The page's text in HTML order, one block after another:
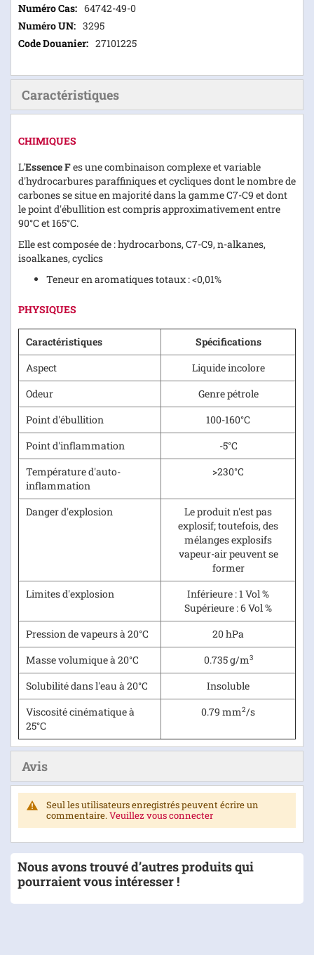
64742-49-0
3295
27101225
Caractéristiques
CHIMIQUES
L'Essence Fes une combinaison complexe et variable
d'hydrocarbures paraffiniques et cycliques dont le nombre de
carbones se situe en majorité dans la gamme C7-C9 et dont
le point d'ébullition est compris approximativement entre
90°C et 165°C.
Elle est composée de : hydrocarbons, C7-C9, n-alkanes,
isoalkanes, cyclics
Teneur en aromatiques totaux : <0,01%
PHYSIQUES
Caractéristiques
Spécifications
Aspect
Liquide incolore
Odeur
Genre pétrole
Point d'ébullition
100-160°C
Point d'inflammation
-5°C
Température d'auto-
inflammation
>230°C
Danger d'explosion
Le produit n'est pas
explosif; toutefois, des
mélanges explosifs
vapeur-air peuvent se
former
Limites d'explosion
Inférieure : 1 Vol %
Supérieure : 6 Vol %
Pression de vapeurs à 20°C
20 hPa
Masse volumique à 20°C
0.735 g/m3
Solubilité dans l'eau à 20°C
Insoluble
Viscosité cinématique à
25°C
0.79 mm2/s
Avis
Seul les utilisateurs enregistrés peuvent écrire un
commentaire.Veuillez vous connecter
Nous avons trouvé d’autres produits qui
pourraient vous intéresser !